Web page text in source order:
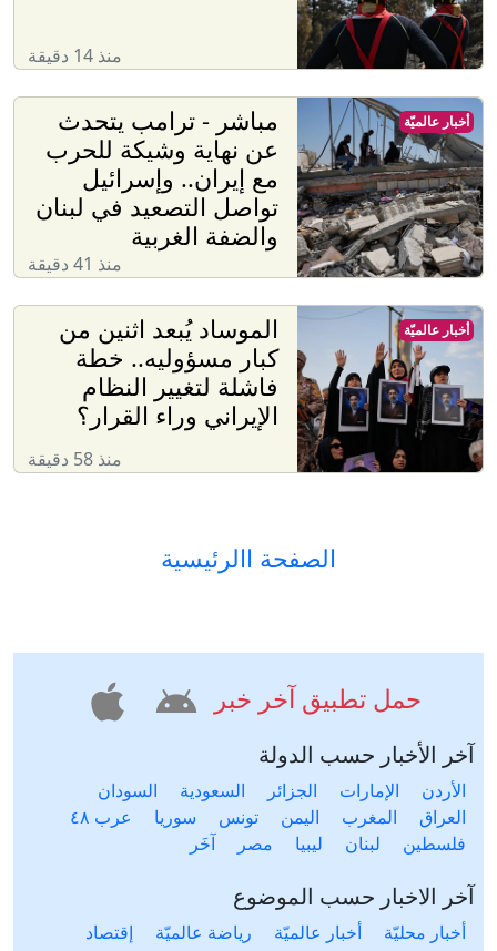
منذ 14 دقيقة
مباشر - ترامب يتحدث
عن نهاية وشيكة للحرب
مع إيران.. وإسرائيل
تواصل التصعيد في لبنان
والضفة الغربية
منذ 41 دقيقة
أخبار عالميّة
الموساد يُبعد اثنين من
كبار مسؤوليه.. خطة
فاشلة لتغيير النظام
الإيراني وراء القرار؟
منذ 58 دقيقة
أخبار عالميّة
الصفحة االرئيسية
حمل تطبيق آخر خبر
آخر الأخبار حسب الدولة
الأردن الإمارات الجزائر السعودية
السودان
العراق
المغرب اليمن تونس سوريا
عرب ٤٨
فلسطين
لبنان ليبيا مصر آخَر
آخر الاخبار حسب الموضوع
أخبار محليّة أخبار عالميّة رياضة عالميّة
إقتصاد